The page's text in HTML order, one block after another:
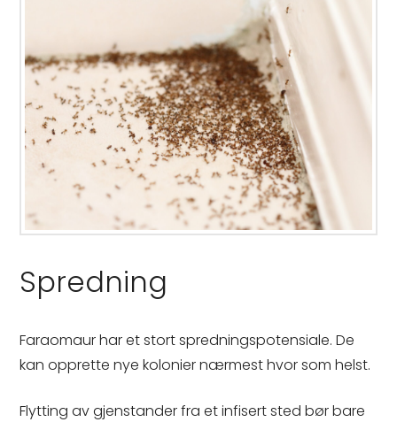
Spredning
Faraomaur har et stort spredningspotensiale. De
kan opprette nye kolonier nærmest hvor som helst.
Flytting av gjenstander fra et infisert sted bør bare